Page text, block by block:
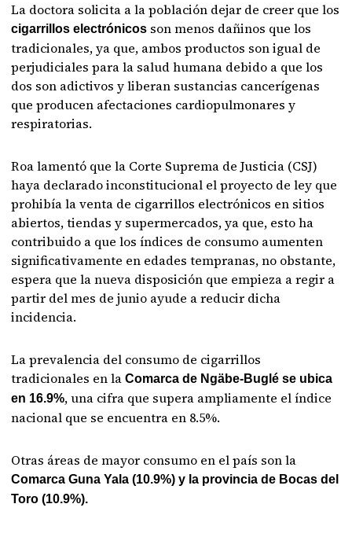
La doctora solicita a la población dejar de creer que los
cigarrillos electrónicos son menos dañinos que los
tradicionales, ya que, ambos productos son igual de
perjudiciales para la salud humana debido a que los
dos son adictivos y liberan sustancias cancerígenas
que producen afectaciones cardiopulmonares y
respiratorias.
Roa lamentó que la Corte Suprema de Justicia (CSJ)
haya declarado inconstitucional el proyecto de ley que
prohibía la venta de cigarrillos electrónicos en sitios
abiertos, tiendas y supermercados, ya que, esto ha
contribuido a que los índices de consumo aumenten
significativamente en edades tempranas, no obstante,
espera que la nueva disposición que empieza a regir a
partir del mes de junio ayude a reducir dicha
incidencia.
La prevalencia del consumo de cigarrillos
tradicionales en laComarca de Ngäbe-Buglé se ubica
en 16.9%, una cifra que supera ampliamente el índice
nacional que se encuentra en 8.5%.
Otras áreas de mayor consumo en el país son la
Comarca Guna Yala (10.9%) y la provincia de Bocas del
Toro (10.9%).